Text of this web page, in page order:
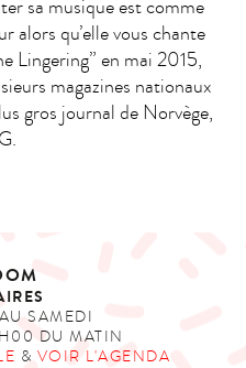
sa musique est comme
alors qu’elle vous chante
Lingering” en mai 2015,
magazines nationaux
gros journal de Norvège,
SAMEDI
DU MATIN
& VOIR L'AGENDA